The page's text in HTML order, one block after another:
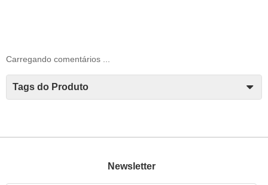
Carregando comentários ...
Tags do Produto
Newsletter